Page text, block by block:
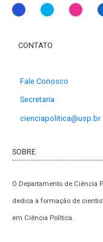
CONTATO
Fale Conosco
Secretaria
cienciapolitica@usp.br
SOBRE
O Departamento de Ciência
dedica à formação de
em Ciência Política.